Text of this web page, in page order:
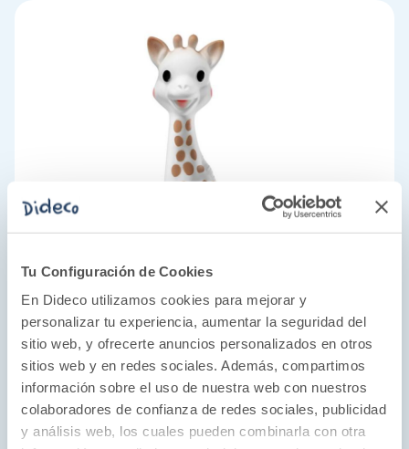
Tu Configuración de Cookies
En Dideco utilizamos cookies para mejorar y
personalizar tu experiencia, aumentar la seguridad del
sitio web, y ofrecerte anuncios personalizados en otros
sitios web y en redes sociales. Además, compartimos
información sobre el uso de nuestra web con nuestros
colaboradores de confianza de redes sociales, publicidad
y análisis web, los cuales pueden combinarla con otra